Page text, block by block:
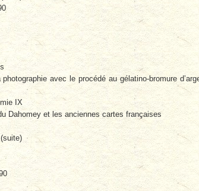
avec le procédé au gélatino-bromure
IX
Dahomey et les anciennes cartes françaises